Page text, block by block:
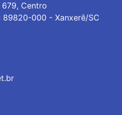
679, Centro
000 - Xanxerê/SC